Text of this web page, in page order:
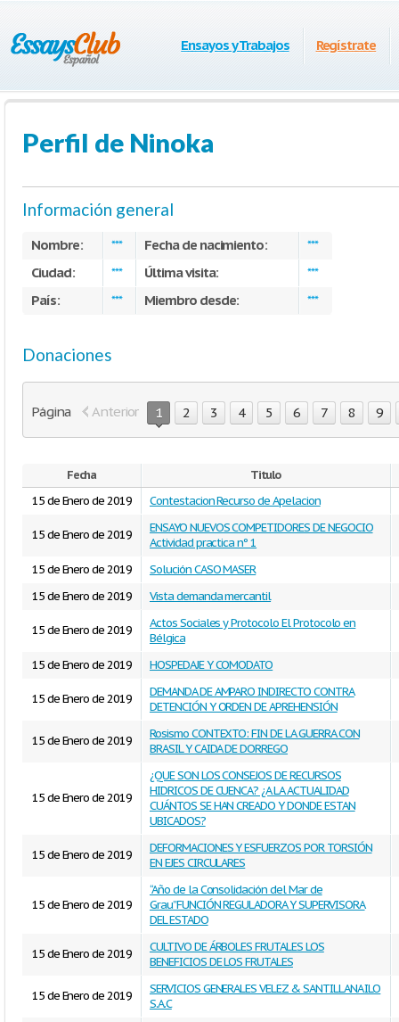
Ensayos y Trabajos Regístrate
Perfil de Ninoka
Información general
Nombre: *** Fecha de nacimiento: ***
Ciudad: *** Última visita: ***
País: *** Miembro desde: ***
Donaciones
Página Anterior 1 2 3 4 5 6 7 8 9
Fecha
Titulo
15 de Enero de 2019
Contestacion Recurso de Apelacion
15 de Enero de 2019
ENSAYO NUEVOS COMPETIDORES DE NEGOCIO
Actividad practica nº 1
15 de Enero de 2019
Solución CASO MASER
15 de Enero de 2019
Vista demanda mercantil
15 de Enero de 2019
Actos Sociales y Protocolo El Protocolo en
Bélgica
15 de Enero de 2019
HOSPEDAJE Y COMODATO
15 de Enero de 2019
DEMANDA DE AMPARO INDIRECTO CONTRA
DETENCIÓN Y ORDEN DE APREHENSIÓN
15 de Enero de 2019
Rosismo CONTEXTO: FIN DE LA GUERRA CON
BRASIL Y CAIDA DE DORREGO
15 de Enero de 2019
¿QUE SON LOS CONSEJOS DE RECURSOS
HIDRICOS DE CUENCA? ¿A LA ACTUALIDAD
CUÁNTOS SE HAN CREADO Y DONDE ESTAN
UBICADOS?
15 de Enero de 2019
DEFORMACIONES Y ESFUERZOS POR TORSIÓN
EN EJES CIRCULARES
15 de Enero de 2019
“Año de la Consolidación del Mar de
Grau”FUNCIÓN REGULADORA Y SUPERVISORA
DEL ESTADO
15 de Enero de 2019
CULTIVO DE ÁRBOLES FRUTALES LOS
BENEFICIOS DE LOS FRUTALES
15 de Enero de 2019
SERVICIOS GENERALES VELEZ & SANTILLANA ILO
S.A.C